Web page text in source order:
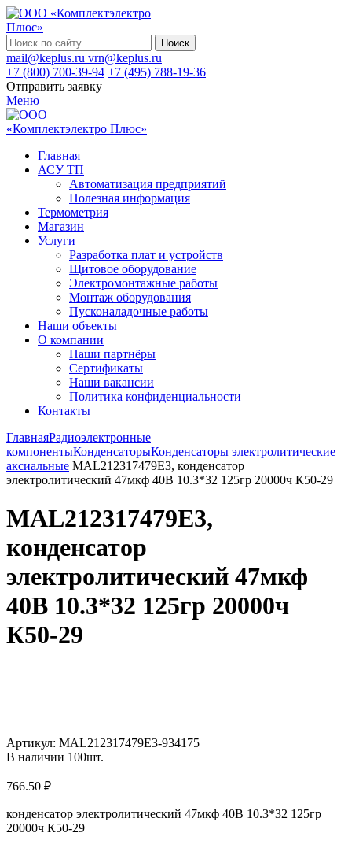
Поиск
mail@keplus.ru vrn@keplus.ru
+7 (800) 700-39-94 +7 (495) 788-19-36
Отправить заявку
Меню
Главная
АСУ ТП
Автоматизация предприятий
Полезная информация
Термометрия
Магазин
Услуги
Разработка плат и устройств
Щитовое оборудование
Электромонтажные работы
Монтаж оборудования
Пусконаладочные работы
Наши объекты
О компании
Наши партнёры
Сертификаты
Наши вакансии
Политика конфиденциальности
Контакты
ГлавнаяРадиоэлектронные
компонентыКонденсаторыКонденсаторы электролитические
аксиальные MAL212317479E3, конденсатор
электролитический 47мкф 40В 10.3*32 125гр 20000ч К50-29
MAL212317479E3,
конденсатор
электролитический 47мкф
40В 10.3*32 125гр 20000ч
К50-29
Артикул: MAL212317479E3-934175
В наличии 100шт.
766.50 ₽
конденсатор электролитический 47мкф 40В 10.3*32 125гр
20000ч К50-29